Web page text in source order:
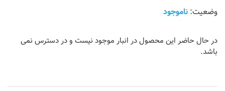
ناموجود
در حال حاضر این محصول در انبار موجود نیست و در دسترس نمی
باشد.